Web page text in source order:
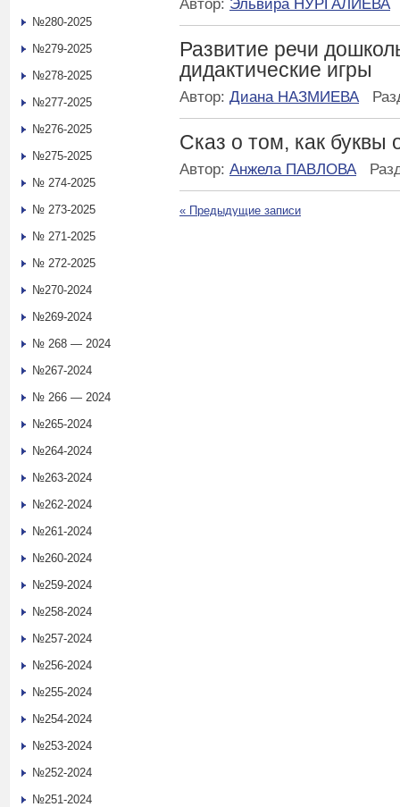
Автор: Эльвира НУРГАЛИЕВА
Развитие речи
дидактические игры
Автор: Диана НАЗМИЕВА
Сказ о том, как буквы
Автор: Анжела ПАВЛОВА
« Предыдущие записи
№280-2025
№279-2025
№278-2025
№277-2025
№276-2025
№275-2025
№ 274-2025
№ 273-2025
№ 271-2025
№ 272-2025
№270-2024
№269-2024
№ 268 — 2024
№267-2024
№ 266 — 2024
№265-2024
№264-2024
№263-2024
№262-2024
№261-2024
№260-2024
№259-2024
№258-2024
№257-2024
№256-2024
№255-2024
№254-2024
№253-2024
№252-2024
№251-2024